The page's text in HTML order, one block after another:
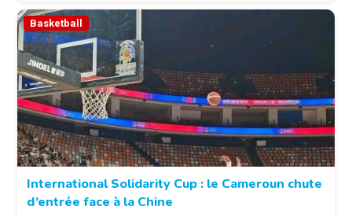
© 237lions.com
Basketball
International Solidarity Cup : le Cameroun chute
d’entrée face à la Chine